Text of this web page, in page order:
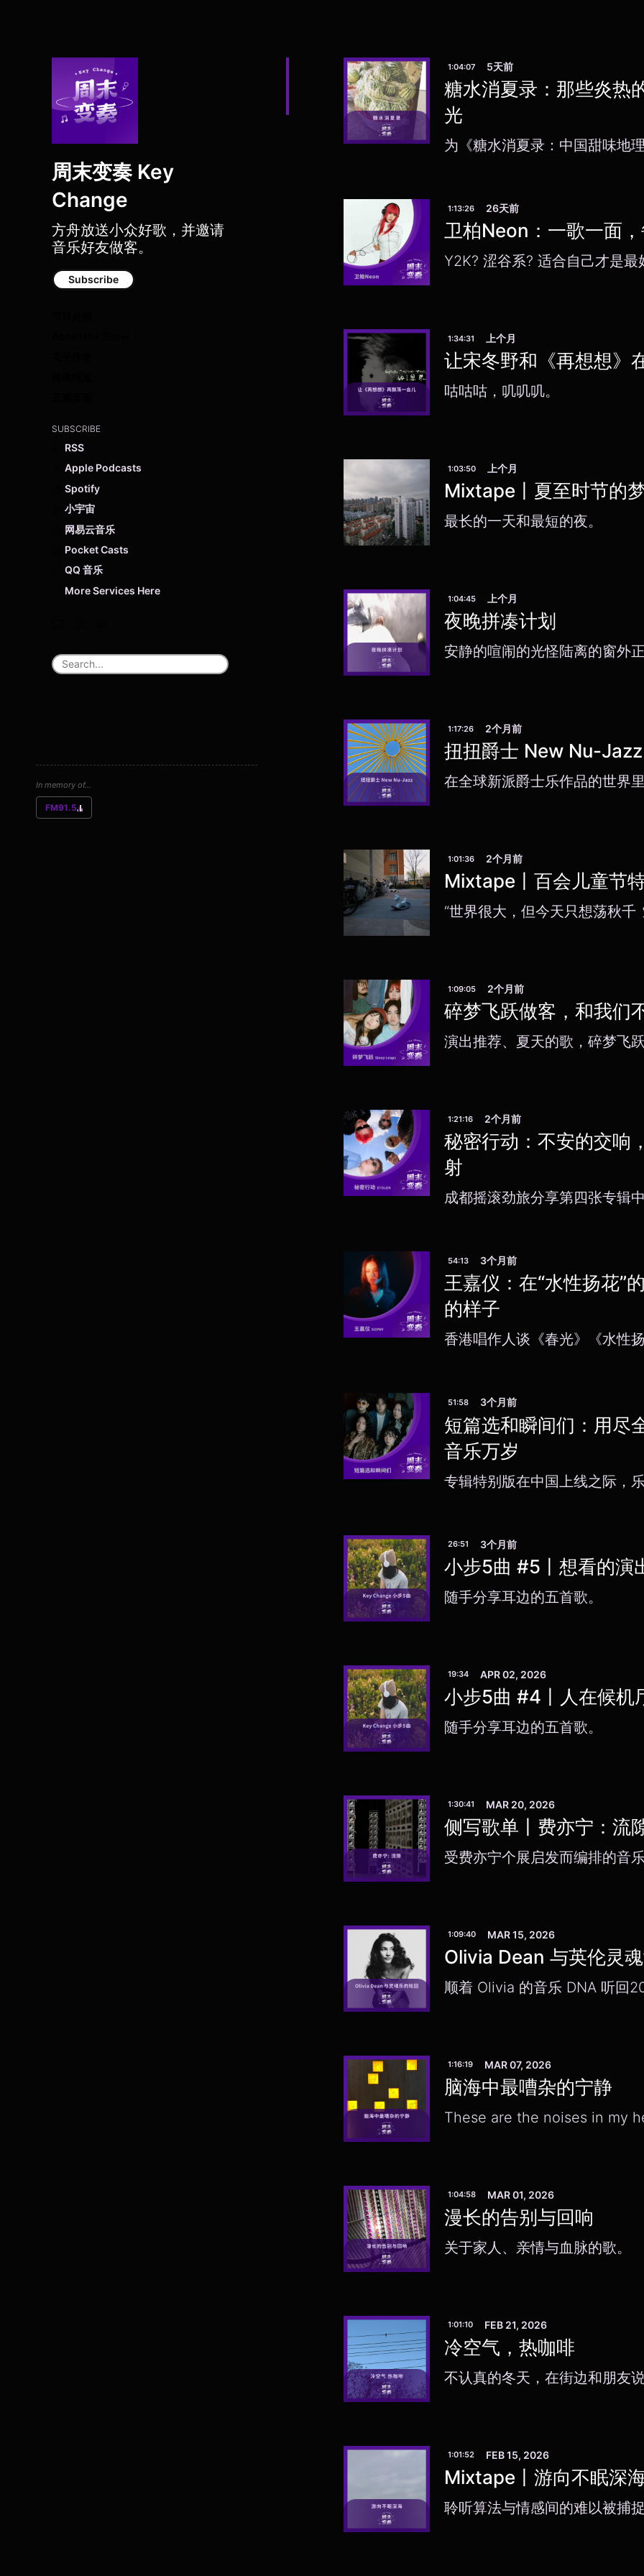
周末变奏 Key
Change
方舟放送小众好歌，并邀请
音乐好友做客。
Subscribe
SUBSCRIBE
RSS
Apple Podcasts
Spotify
小宇宙
网易云音乐
Pocket Casts
QQ 音乐
More Services Here
In memory of...
FM91.5
1:04:07 5天前
糖水消夏录：那些炎热
光
为《糖水消夏录：中国甜味地
1:13:26 26天前
卫柏Neon：一歌一面
Y2K? 涩谷系? 适合自己才是最
1:34:31 上个月
让宋冬野和《再想想》
咕咕咕，叽叽叽。
1:03:50 上个月
Mixtape丨夏至时节的
最长的一天和最短的夜。
1:04:45 上个月
夜晚拼凑计划
安静的喧闹的光怪陆离的窗外
1:17:26 2个月前
扭扭爵士 New Nu-
在全球新派爵士乐作品的世界里
1:01:36 2个月前
Mixtape丨百会儿童节
“世界很大，但今天只想荡秋千
1:09:05 2个月前
碎梦飞跃做客，和我们
演出推荐、夏天的歌，碎梦飞
1:21:16 2个月前
秘密行动：不安的交响
射
成都摇滚劲旅分享第四张专辑中
54:13 3个月前
王嘉仪：在“水性扬花”
的样子
香港唱作人谈《春光》《水性
51:58 3个月前
短篇选和瞬间们：用尽
音乐万岁
专辑特别版在中国上线之际，
26:51 3个月前
小步5曲 #5丨想看的演
随手分享耳边的五首歌。
19:34 APR 02, 2026
小步5曲 #4丨人在候机
随手分享耳边的五首歌。
1:30:41 MAR 20, 2026
侧写歌单丨费亦宁：流
受费亦宁个展启发而编排的音乐
1:09:40 MAR 15, 2026
Olivia Dean 与英伦灵
顺着 Olivia 的音乐 DNA 听回20
1:16:19 MAR 07, 2026
脑海中最嘈杂的宁静
These are the noises in my
1:04:58 MAR 01, 2026
漫长的告别与回响
关于家人、亲情与血脉的歌。
1:01:10 FEB 21, 2026
冷空气，热咖啡
不认真的冬天，在街边和朋友说
1:01:52 FEB 15, 2026
Mixtape丨游向不眠深
聆听算法与情感间的难以被捕捉